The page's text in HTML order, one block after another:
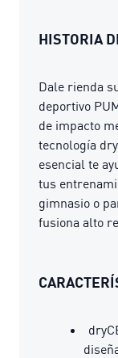
HISTORIA
Dale rienda
deportivo
de impacto
tecnología
esencial te
tus
gimnasio o
fusiona alto